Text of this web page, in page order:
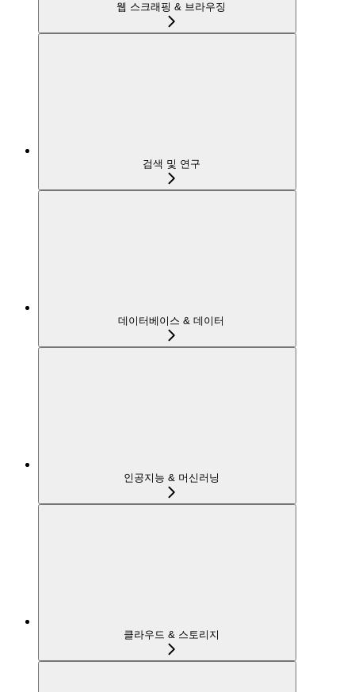
웹 스크래핑 & 브라우징
검색 및 연구
데이터베이스 & 데이터
인공지능 & 머신러닝
클라우드 & 스토리지